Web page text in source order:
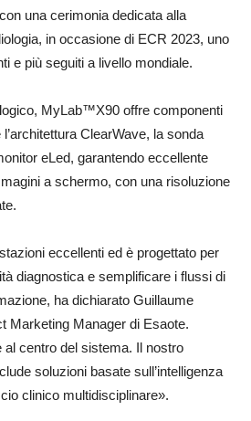
una cerimonia dedicata alla
in occasione di ECR 2023, uno
e più seguiti a livello mondiale.
MyLab™X90 offre componenti
ClearWave, la sonda
eLed, garantendo eccellente
a schermo, con una risoluzione
eccellenti ed è progettato per
diagnostica e semplificare i flussi di
ha dichiarato Guillaume
Marketing Manager di Esaote.
al centro del sistema. Il nostro
soluzioni basate sull’intelligenza
clinico multidisciplinare».